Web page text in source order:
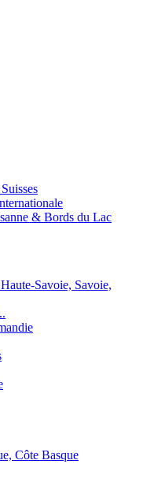
& Bords du Lac
Haute-Savoie, Savoie,
Côte Basque